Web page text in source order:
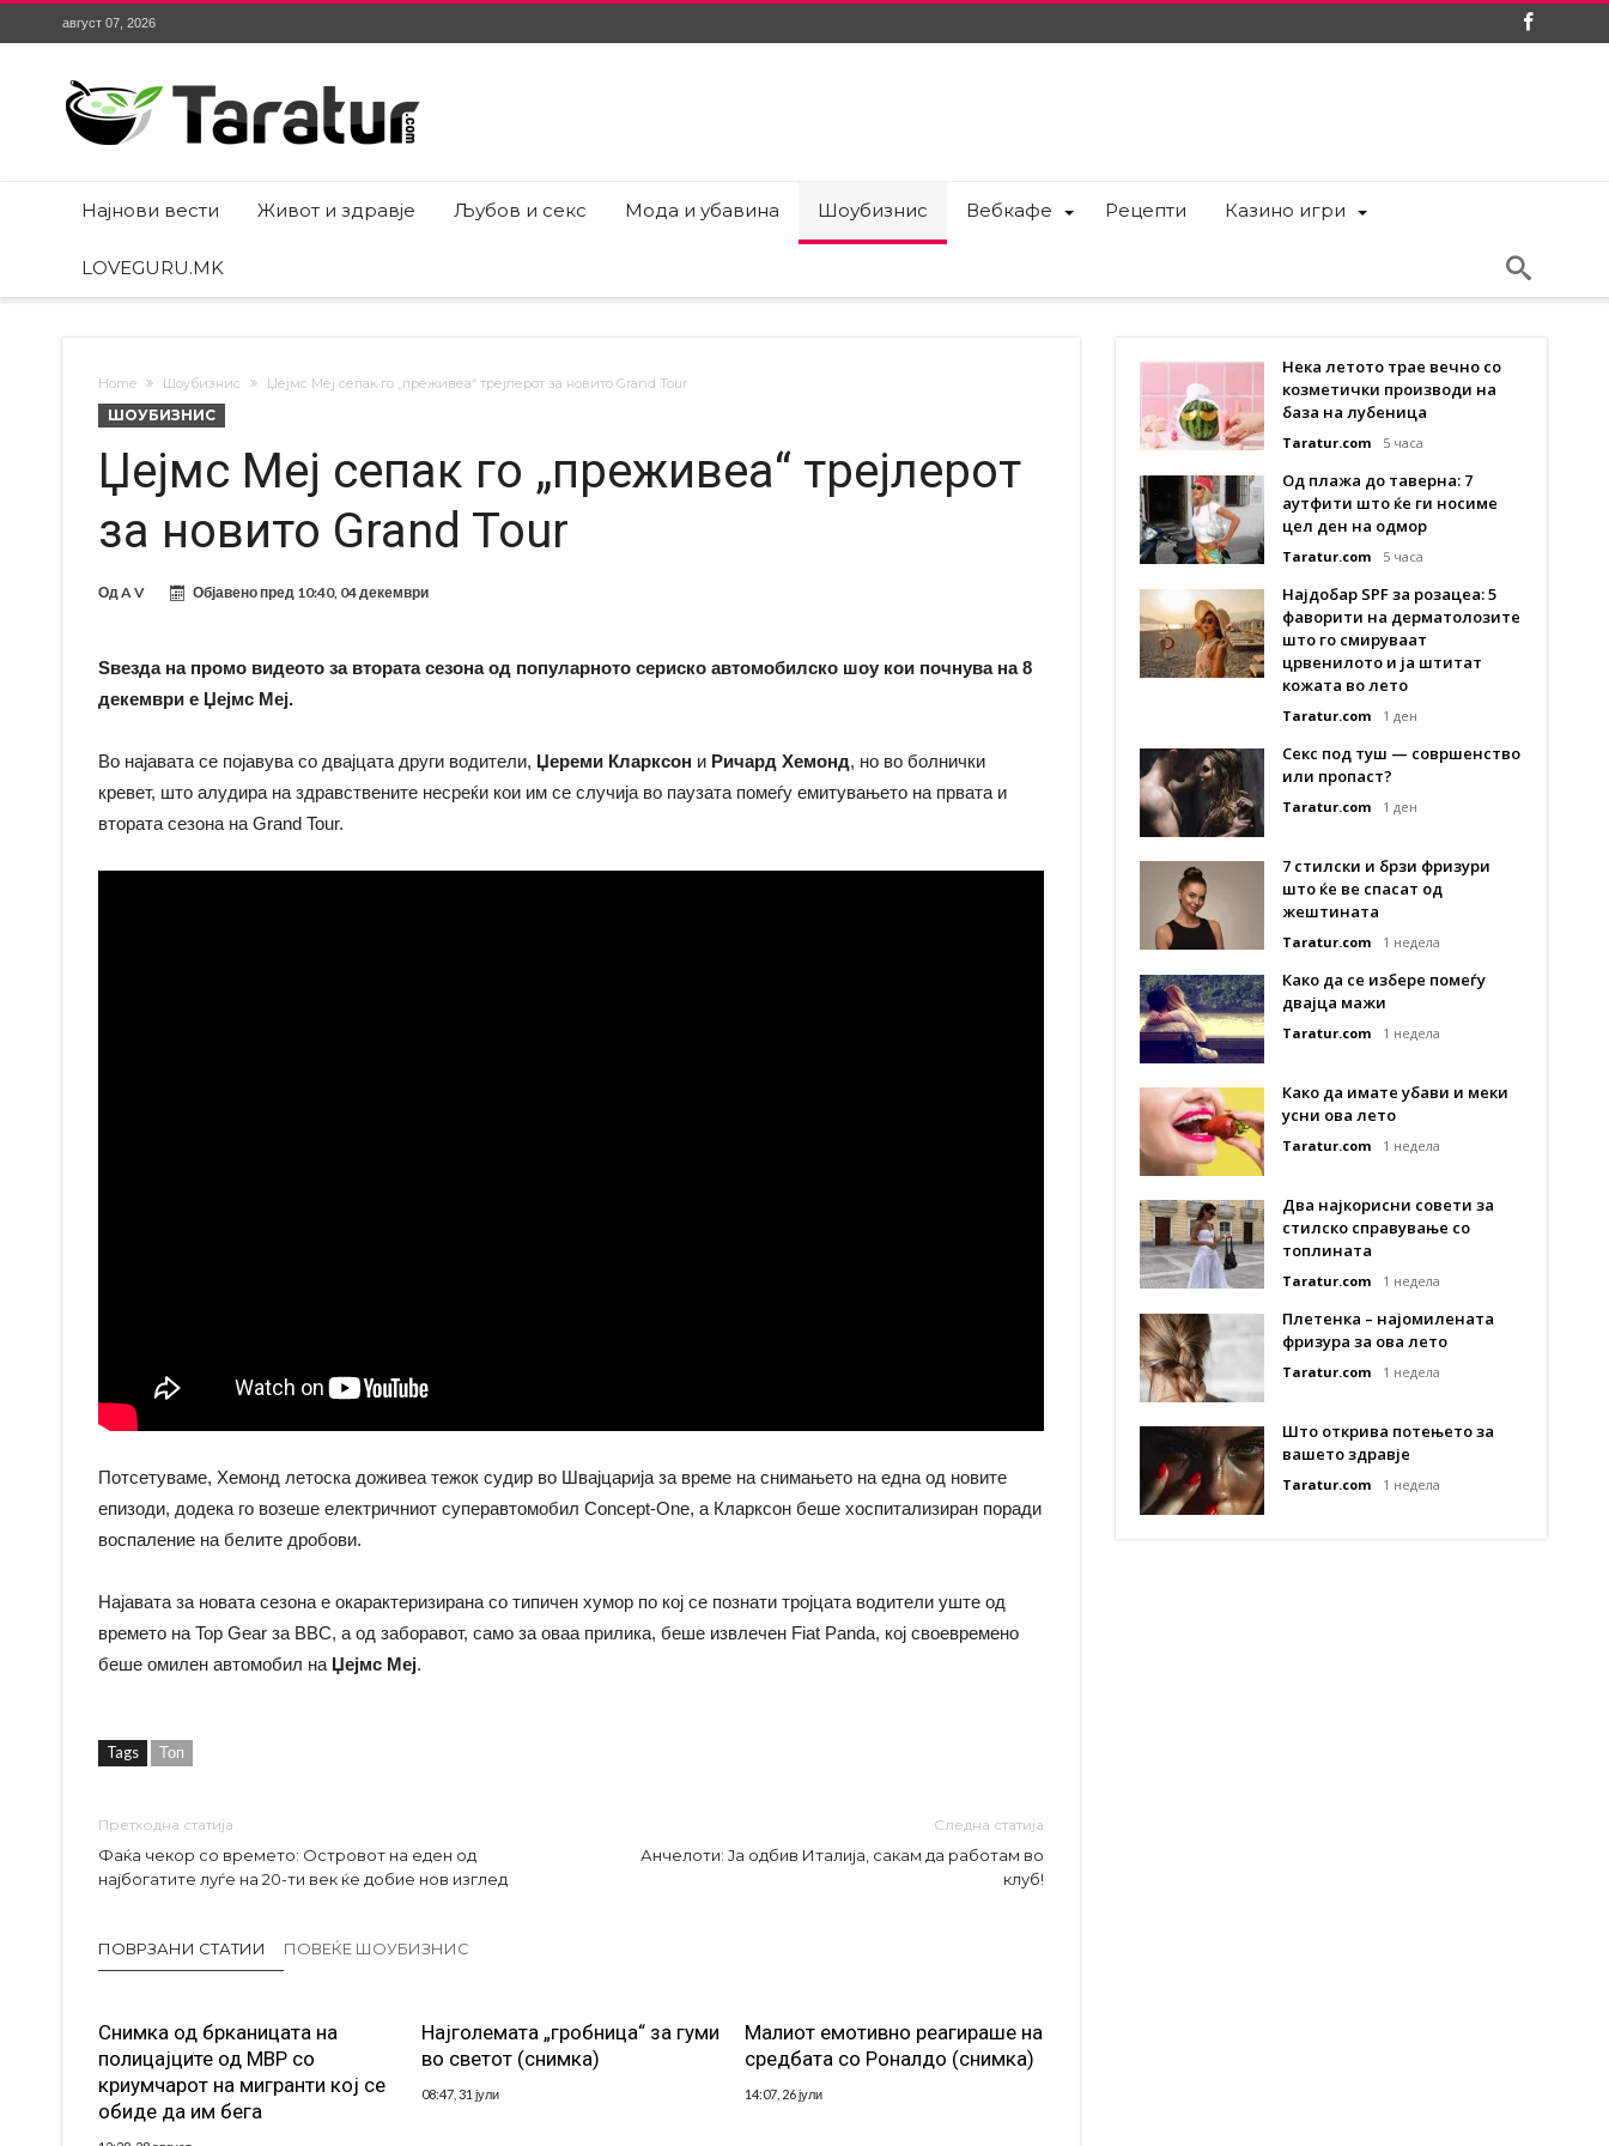
август 07, 2026
Најнови вести Живот и здравје Љубов и секс Мода и убавина Шоубизнис Вебкафе Рецепти Казино игри
LOVEGURU.MK
Home Шоубизнис Џејмс Меј сепак го „преживеа“ трејлерот за новито Grand Tour
ШОУБИЗНИС
Џејмс Меј сепак го „преживеа“ трејлерот
за новито Grand Tour
ОдA V Објавено пред 10:40, 04 декември
Ѕвезда на промо видеото за втората сезона од популарното сериско автомобилско шоу кои почнува на 8
декември е Џејмс Меј.
Во најавата се појавува со двајцата други водители, Џереми Кларксон и Ричард Хемонд, но во болнички
кревет, што алудира на здравствените несреќи кои им се случија во паузата помеѓу емитувањето на првата и
втората сезона на Grand Tour.
Потсетуваме, Хемонд летоска доживеа тежок судир во Швајцарија за време на снимањето на една од новите
епизоди, додека го возеше електричниот суперавтомобил Concept-One, а Кларксон беше хоспитализиран поради
воспаление на белите дробови.
Најавата за новата сезона е окарактеризирана со типичен хумор по кој се познати тројцата водители уште од
времето на Top Gear за BBC, а од заборавот, само за оваа прилика, беше извлечен Fiat Panda, кој своевремено
беше омилен автомобил на Џејмс Меј.
Tags Топ
Претходна статија
Фаќа чекор со времето: Островот на еден од
најбогатите луѓе на 20-ти век ќе добие нов изглед
Следна статија
Анчелоти: Ја одбив Италија, сакам да работам во
клуб!
ПОВРЗАНИ СТАТИИ ПОВЕЌЕ ШОУБИЗНИС
Снимка од брканицата на
полицајците од МВР со
криумчарот на мигранти кој се
обиде да им бега
Најголемата „гробница“ за гуми
во светот (снимка)
08:47, 31 јули
Малиот емотивно реагираше на
средбата со Роналдо (снимка)
14:07, 26 јули
Нека летото трае вечно со
козметички производи на
база на лубеница
Taratur.com 5 часа
Од плажа до таверна: 7
аутфити што ќе ги носиме
цел ден на одмор
Taratur.com 5 часа
Најдобар SPF за розацеа: 5
фаворити на дерматолозите
што го смируваат
црвенилото и ја штитат
кожата во лето
Taratur.com 1 ден
Секс под туш — совршенство
или пропаст?
Taratur.com 1 ден
7 стилски и брзи фризури
што ќе ве спасат од
жештината
Taratur.com 1 недела
Како да се избере помеѓу
двајца мажи
Taratur.com 1 недела
Како да имате убави и меки
усни ова лето
Taratur.com 1 недела
Два најкорисни совети за
стилско справување со
топлината
Taratur.com 1 недела
Плетенка – најомилената
фризура за ова лето
Taratur.com 1 недела
Што открива потењето за
вашето здравје
Taratur.com 1 недела